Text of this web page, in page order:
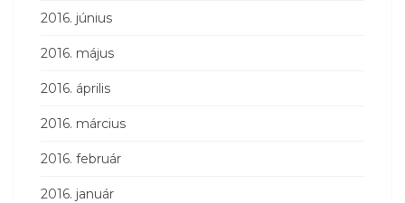
2016. június
2016. május
2016. április
2016. március
2016. február
2016. január